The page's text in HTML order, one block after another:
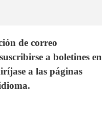
de correo
a boletines en
a las páginas